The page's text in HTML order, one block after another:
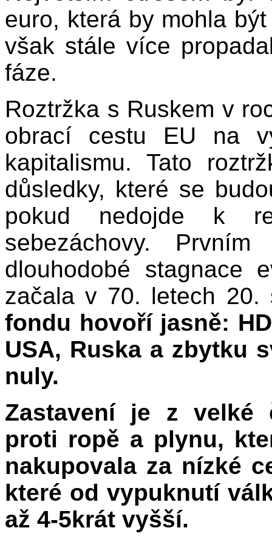
euro, která by mohla
však stále více
fáze.
Roztržka s Ruskem v
obrací cestu EU na
kapitalismu. Tato
důsledky, které se
pokud nedojde k
sebezáchovy.
dlouhodobé stagnace
začala v 70. letech
fondu hovoří jasně:
USA, Ruska a zbytku
nuly.
Zastavení je z velké
proti ropě a plynu,
nakupovala za nízké
které od vypuknutí
až 4-5krát vyšší.